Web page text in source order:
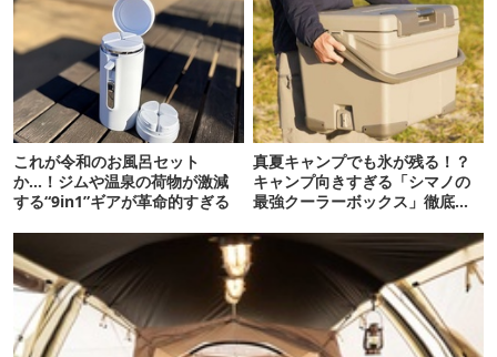
これが令和のお風呂セット
か…！ジムや温泉の荷物が激減
する“9in1”ギアが革命的すぎる
真夏キャンプでも氷が残る！？
キャンプ向きすぎる「シマノの
最強クーラーボックス」徹底解